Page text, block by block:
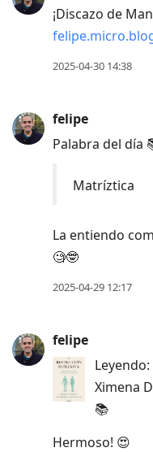
¡Discazo de
2025-04-30 14:38
felipe
Palabra del día
Matríztica
La entiendo
🧐🤓
2025-04-29 12:17
felipe
Leyendo:
Ximena
📚
Hermoso! 😍